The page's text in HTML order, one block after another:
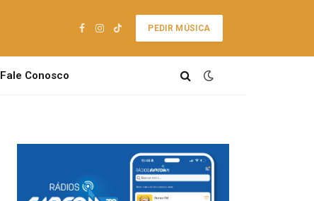
Facebook
Instagram
TikTok
PEDIR MÚSICA
Fale Conosco